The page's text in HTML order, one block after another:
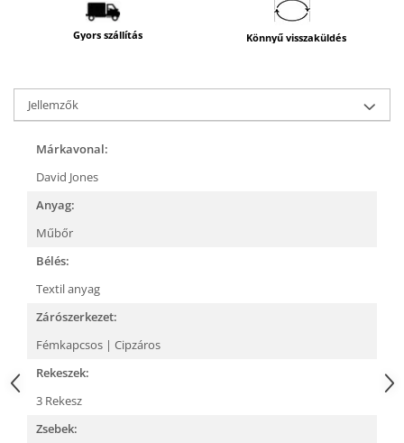
Gyors szállítás Könnyű visszaküldés
Jellemzők
Márkavonal:
David Jones
Anyag:
Műbőr
Bélés:
Textil anyag
Zárószerkezet:
Fémkapcsos | Cipzáros
Rekeszek:
3 Rekesz
Zsebek: